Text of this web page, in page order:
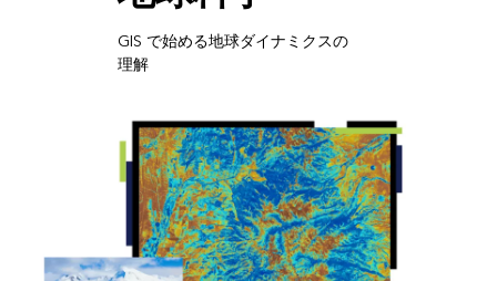
GIS で始める地球ダイナミクスの
理解